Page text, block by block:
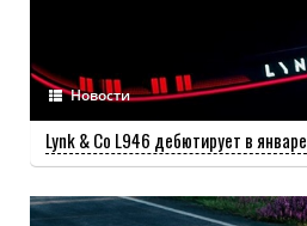
Новости
Lynk & Co L946 дебютирует в январе